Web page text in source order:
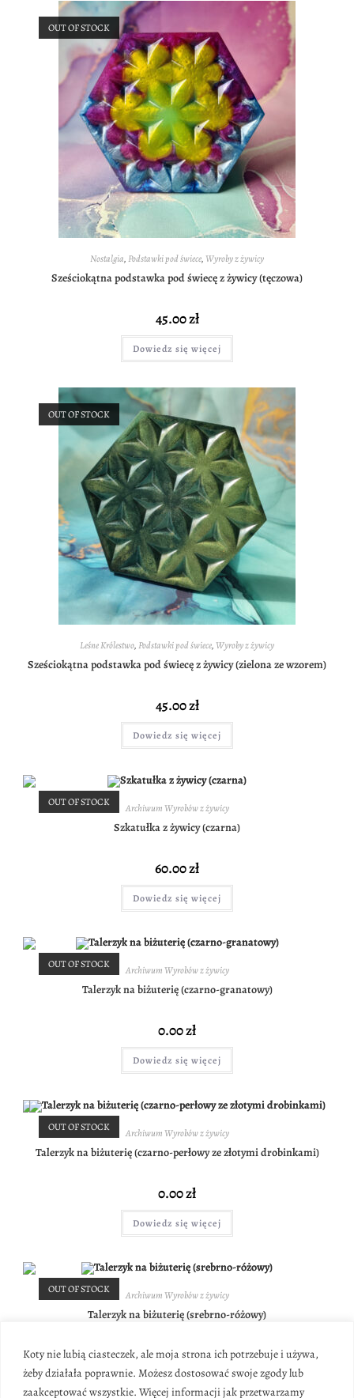
Koty nie lubią ciasteczek, ale moja strona ich potrzebuje i używa,
żeby działała poprawnie. Możesz dostosować swoje zgody lub
zaakceptować wszystkie. Więcej informacji jak przetwarzamy
OUT OF STOCK
Nostalgia,Podstawki pod świece,Wyroby z żywicy
Sześciokątna podstawka pod świecę z żywicy (tęczowa)
45.00zł
Dowiedz się więcej
OUT OF STOCK
Leśne Królestwo,Podstawki pod świece,Wyroby z żywicy
Sześciokątna podstawka pod świecę z żywicy (zielona ze wzorem)
45.00zł
Dowiedz się więcej
OUT OF STOCK Archiwum Wyrobów z żywicy
Szkatułka z żywicy (czarna)
60.00zł
Dowiedz się więcej
OUT OF STOCK Archiwum Wyrobów z żywicy
Talerzyk na biżuterię (czarno-granatowy)
0.00zł
Dowiedz się więcej
OUT OF STOCK Archiwum Wyrobów z żywicy
Talerzyk na biżuterię (czarno-perłowy ze złotymi drobinkami)
0.00zł
Dowiedz się więcej
OUT OF STOCK Archiwum Wyrobów z żywicy
Talerzyk na biżuterię (srebrno-różowy)
0.00zł
Dowiedz się więcej